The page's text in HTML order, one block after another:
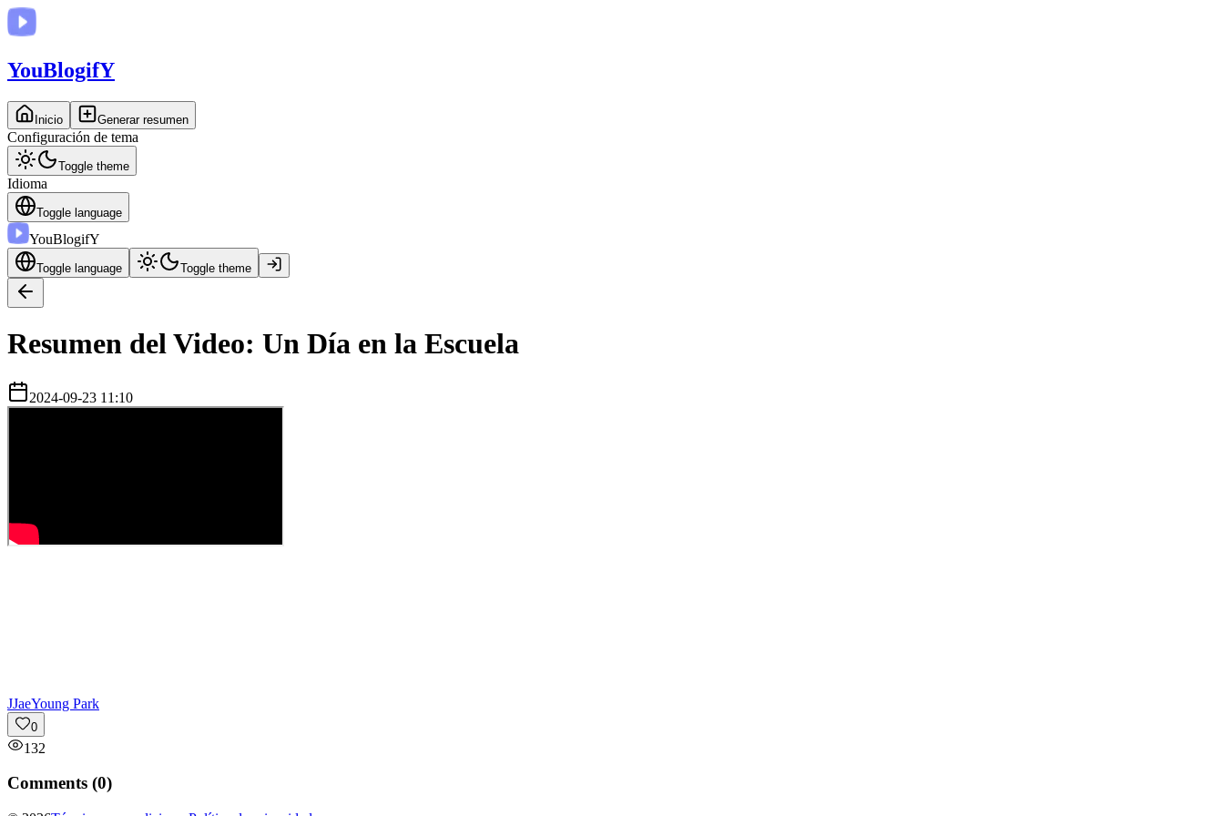
YouBlogifY
Inicio Generar resumen
Configuración de tema
Toggle theme
Idioma
Toggle language
YouBlogifY
Toggle language Toggle theme
Resumen del Video: Un Día en la Escuela
2024-09-23 11:10
JJaeYoung Park
0
132
Comments (0)